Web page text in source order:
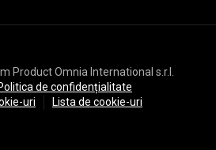
Product Omnia International s.r.l.
de confidențialitate
uri
Lista de cookie-uri